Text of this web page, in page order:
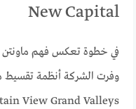
New Capital
في خطوة تعكس فهم ماونتن
وفرت الشركة أنظمة تقسيط